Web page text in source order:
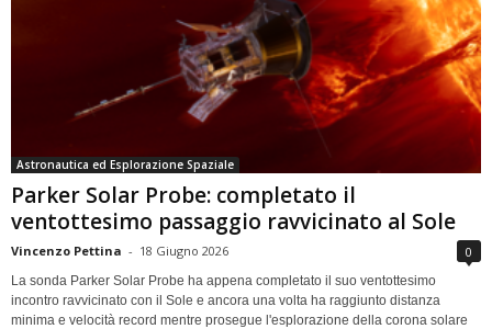
Astronautica ed Esplorazione Spaziale
Parker Solar Probe: completato il
ventottesimo passaggio ravvicinato al Sole
Vincenzo Pettina - 18 Giugno 2026 0
La sonda Parker Solar Probe ha appena completato il suo ventottesimo
incontro ravvicinato con il Sole e ancora una volta ha raggiunto distanza
minima e velocità record mentre prosegue l'esplorazione della corona solare